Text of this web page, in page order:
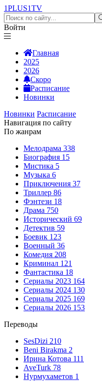
1PLUS1TV
Войти
Главная
2025
2026
Скоро
Расписание
Новинки
Новинки Расписание
Навигация по сайту
По жанрам
Мелодрама 338
Биография 15
Мистика 5
Музыка 6
Приключения 37
Триллер 86
Фэнтези 18
Драма 750
Исторический 69
Детектив 59
Боевик 123
Военный 36
Комедия 208
Криминал 121
Фантастика 18
Сериалы 2023 164
Сериалы 2024 130
Сериалы 2025 169
Сериалы 2026 153
Переводы
SesDizi 210
Beni Birakma 2
Ирина Котова 111
AveTurk 78
Нурмухаметов 1